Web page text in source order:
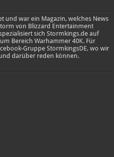
und war ein Magazin, welches News
von Blizzard Entertainment
sich Stormkings.de auf
Bereich Warhammer 40K. Für
Gruppe StormkingsDE, wo wir
darüber reden können.